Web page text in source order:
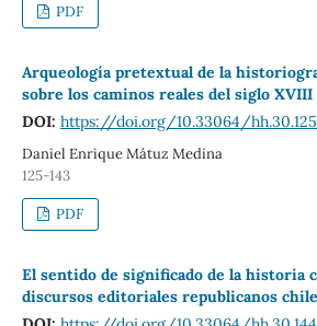
PDF
Arqueología pretextual de la
sobre los caminos reales del siglo XVIII
DOI: https://doi.org/10.33064/
Daniel Enrique Mátuz Medina
125-143
PDF
El sentido de significado de la historia
discursos editoriales republicanos